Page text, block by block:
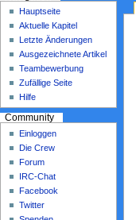
Hauptseite
Aktuelle Kapitel
Letzte Änderungen
Ausgezeichnete Artikel
Teambewerbung
Zufällige Seite
Hilfe
Community
Einloggen
Die Crew
Forum
IRC-Chat
Facebook
Twitter